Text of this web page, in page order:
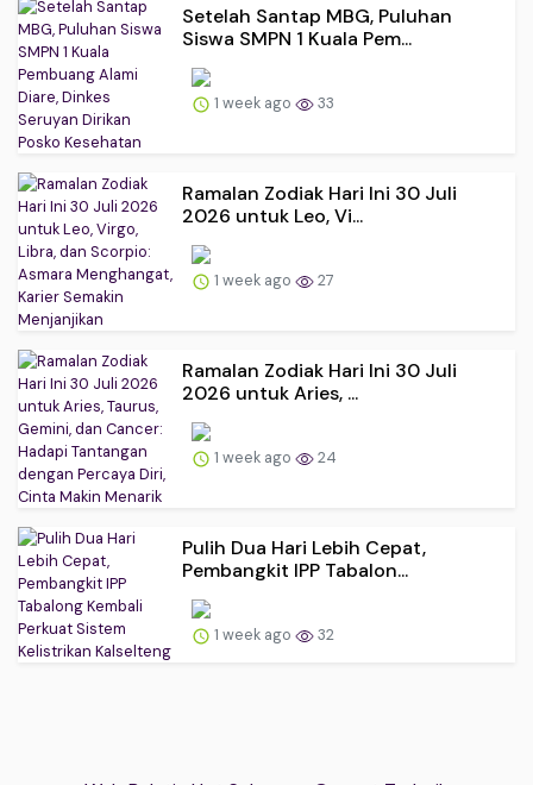
Setelah Santap MBG, Puluhan
Siswa SMPN 1 Kuala Pem...
1 week ago 33
Ramalan Zodiak Hari Ini 30 Juli
2026 untuk Leo, Vi...
1 week ago 27
Ramalan Zodiak Hari Ini 30 Juli
2026 untuk Aries, ...
1 week ago 24
Pulih Dua Hari Lebih Cepat,
Pembangkit IPP Tabalon...
1 week ago 32